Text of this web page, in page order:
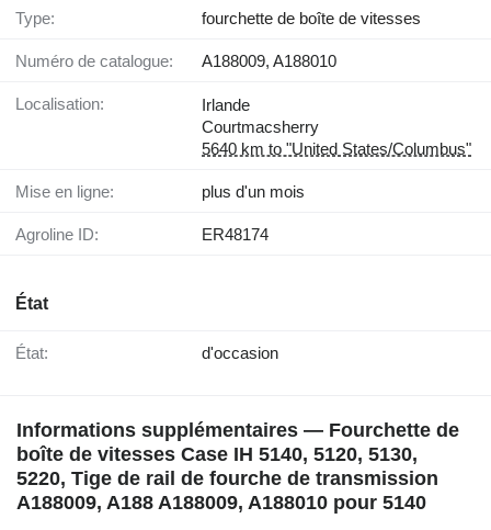
Type: fourchette de boîte de vitesses
Numéro de catalogue: A188009, A188010
Localisation:
Irlande
Courtmacsherry
5640 km to "United States/Columbus"
Mise en ligne: plus d'un mois
Agroline ID: ER48174
État
État: d'occasion
Informations supplémentaires — Fourchette de
boîte de vitesses Case IH 5140, 5120, 5130,
5220, Tige de rail de fourche de transmission
A188009, A188 A188009, A188010 pour 5140